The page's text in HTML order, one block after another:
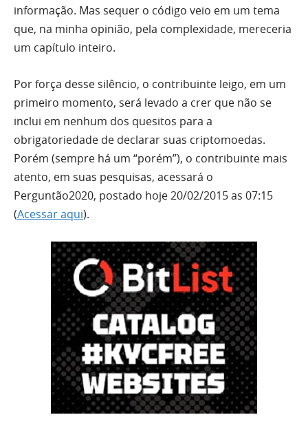
informação. Mas sequer o código veio em um tema
que, na minha opinião, pela complexidade, mereceria
um capítulo inteiro.
Por força desse silêncio, o contribuinte leigo, em um
primeiro momento, será levado a crer que não se
inclui em nenhum dos quesitos para a
obrigatoriedade de declarar suas criptomoedas.
Porém (sempre há um “porém”), o contribuinte mais
atento, em suas pesquisas, acessará o
Perguntão2020, postado hoje 20/02/2015 as 07:15
(Acessar aqui).